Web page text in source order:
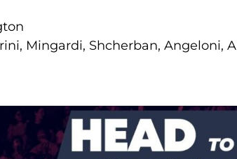
Mingardi, Shcherban, Angeloni,